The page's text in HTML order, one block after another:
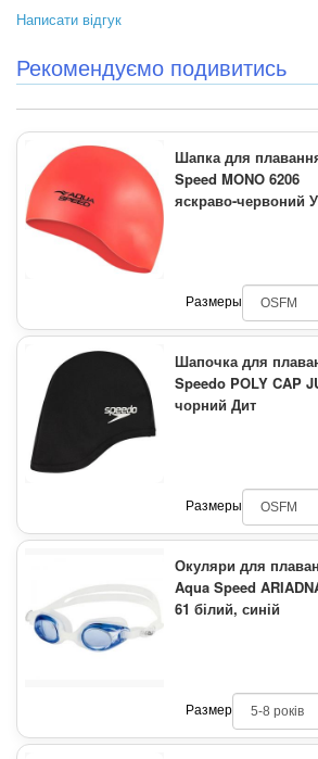
Написати відгук
Рекомендуємо подивитись
Шапка для
Speed MONO 6206
яскраво-червоний
Размеры
Шапочка для
Speedo POLY CAP
чорний Дит
Размеры
Окуляри для
Aqua Speed
61 білий, синій
Размер